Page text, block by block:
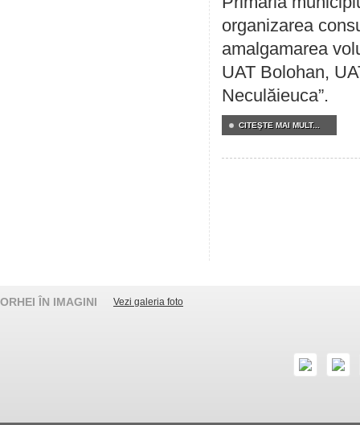
organizarea
amalgamarea
UAT Bolohan,
Neculăieuca”.
CITEŞTE MAI MULT...
ORHEI ÎN IMAGINI Vezi galeria foto